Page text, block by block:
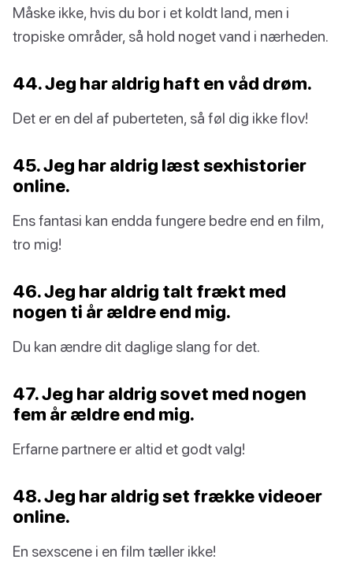
Måske ikke, hvis du bor i et koldt land, men i
tropiske områder, så hold noget vand i nærheden.
44. Jeg har aldrig haft en våd drøm.
Det er en del af puberteten, så føl dig ikke flov!
45. Jeg har aldrig læst sexhistorier
online.
Ens fantasi kan endda fungere bedre end en film,
tro mig!
46. Jeg har aldrig talt frækt med
nogen ti år ældre end mig.
Du kan ændre dit daglige slang for det.
47. Jeg har aldrig sovet med nogen
fem år ældre end mig.
Erfarne partnere er altid et godt valg!
48. Jeg har aldrig set frække videoer
online.
En sexscene i en film tæller ikke!